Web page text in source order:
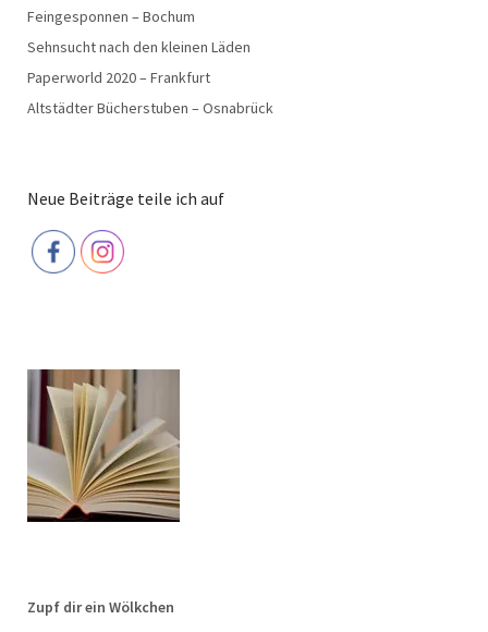
Feingesponnen – Bochum
Sehnsucht nach den kleinen Läden
Paperworld 2020 – Frankfurt
Altstädter Bücherstuben – Osnabrück
Neue Beiträge teile ich auf
Zupf dir ein Wölkchen